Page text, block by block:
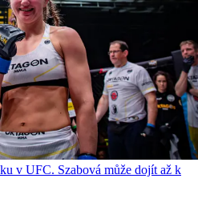
v UFC. Szabová může dojít až k